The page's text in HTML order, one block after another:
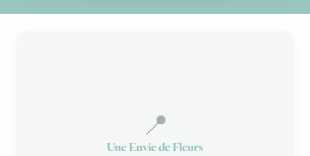
📍
Une Envie de Fleurs